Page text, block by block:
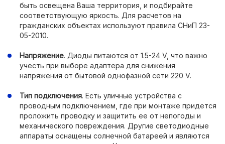
быть освещена Ваша территория, и подбирайте
соответствующую яркость. Для расчетов на
гражданских объектах используют правила СНиП 23-
05-2010.
Напряжение. Диоды питаются от 1.5-24 V, что важно
учесть при выборе адаптера для снижения
напряжения от бытовой однофазной сети 220 V.
Тип подключения. Есть уличные устройства с
проводным подключением, где при монтаже придется
проложить проводку и защитить ее от непогоды и
механического повреждения. Другие светодиодные
аппараты оснащены солнечной батареей и являются